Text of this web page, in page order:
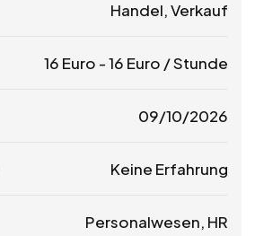
Handel, Verkauf
16 Euro -16 Euro / Stunde
09/10/2026
Keine Erfahrung
Personalwesen, HR